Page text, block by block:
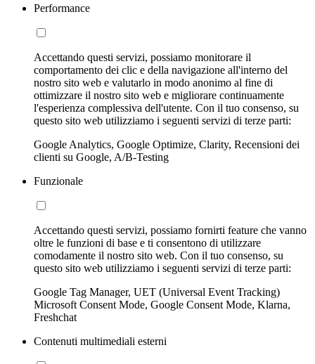
Performance
Accettando questi servizi, possiamo monitorare il
comportamento dei clic e della navigazione all'interno del
nostro sito web e valutarlo in modo anonimo al fine di
ottimizzare il nostro sito web e migliorare continuamente
l'esperienza complessiva dell'utente. Con il tuo consenso, su
questo sito web utilizziamo i seguenti servizi di terze parti:
Google Analytics, Google Optimize, Clarity, Recensioni dei
clienti su Google, A/B-Testing
Funzionale
Accettando questi servizi, possiamo fornirti feature che vanno
oltre le funzioni di base e ti consentono di utilizzare
comodamente il nostro sito web. Con il tuo consenso, su
questo sito web utilizziamo i seguenti servizi di terze parti:
Google Tag Manager, UET (Universal Event Tracking)
Microsoft Consent Mode, Google Consent Mode, Klarna,
Freshchat
Contenuti multimediali esterni